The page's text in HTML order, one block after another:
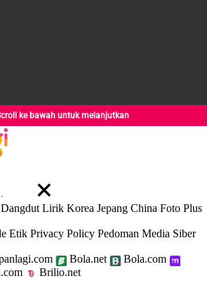
ke bawah untuk melanjutkan
Dangdut Lirik Korea Jepang China Foto Plus
Etik Privacy Policy Pedoman Media Siber
Bola.net
Bola.com
Brilio.net